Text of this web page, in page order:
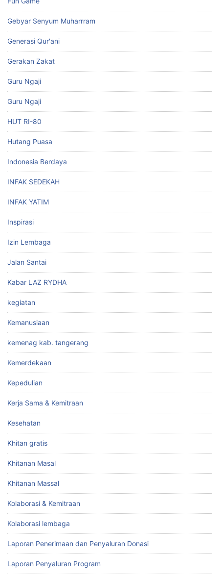
Gebyar Senyum Muharrram
Generasi Qur'ani
Gerakan Zakat
Guru Ngaji
Guru Ngaji
HUT RI-80
Hutang Puasa
Indonesia Berdaya
INFAK SEDEKAH
INFAK YATIM
Inspirasi
Izin Lembaga
Jalan Santai
Kabar LAZ RYDHA
kegiatan
Kemanusiaan
kemenag kab. tangerang
Kemerdekaan
Kepedulian
Kerja Sama & Kemitraan
Kesehatan
Khitan gratis
Khitanan Masal
Khitanan Massal
Kolaborasi & Kemitraan
Kolaborasi lembaga
Laporan Penerimaan dan Penyaluran Donasi
Laporan Penyaluran Program